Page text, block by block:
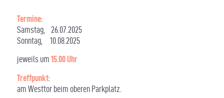
Termine:
Samstag, 26.07.2025
Sonntag, 10.08.2025
jeweils um 15.00 Uhr
Treffpunkt:
am Westtor beim oberen Parkplatz.